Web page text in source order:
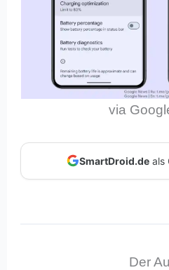
via
SmartDroid.deals
Der